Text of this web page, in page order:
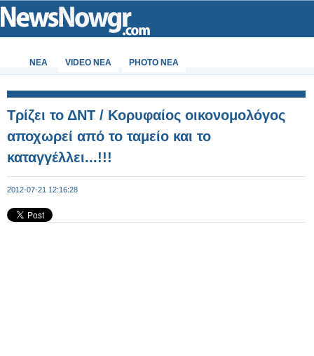
ΝΕΑ VIDEO NEA PHOTO NEA
Τρίζει το ΔΝΤ / Κορυφαίος οικονομολόγος
αποχωρεί από το ταμείο και το
καταγγέλλει...!!!
2012-07-21 12:16:28